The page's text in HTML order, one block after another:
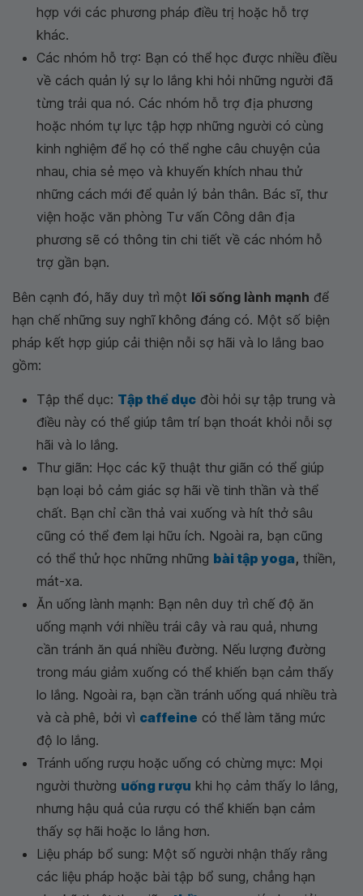
hợp với các phương pháp điều trị hoặc hỗ trợ
khác.
Các nhóm hỗ trợ: Bạn có thể học được nhiều điều
về cách quản lý sự lo lắng khi hỏi những người đã
từng trải qua nó. Các nhóm hỗ trợ địa phương
hoặc nhóm tự lực tập hợp những người có cùng
kinh nghiệm để họ có thể nghe câu chuyện của
nhau, chia sẻ mẹo và khuyến khích nhau thử
những cách mới để quản lý bản thân. Bác sĩ, thư
viện hoặc văn phòng Tư vấn Công dân địa
phương sẽ có thông tin chi tiết về các nhóm hỗ
trợ gần bạn.
Bên cạnh đó, hãy duy trì một lối sống lành mạnh để
hạn chế những suy nghĩ không đáng có. Một số biện
pháp kết hợp giúp cải thiện nỗi sợ hãi và lo lắng bao
gồm:
Tập thể dục: Tập thể dục đòi hỏi sự tập trung và
điều này có thể giúp tâm trí bạn thoát khỏi nỗi sợ
hãi và lo lắng.
Thư giãn: Học các kỹ thuật thư giãn có thể giúp
bạn loại bỏ cảm giác sợ hãi về tinh thần và thể
chất. Bạn chỉ cần thả vai xuống và hít thở sâu
cũng có thể đem lại hữu ích. Ngoài ra, bạn cũng
có thể thử học những những bài tập yoga, thiền,
mát-xa.
Ăn uống lành mạnh: Bạn nên duy trì chế độ ăn
uống mạnh với nhiều trái cây và rau quả, nhưng
cần tránh ăn quá nhiều đường. Nếu lượng đường
trong máu giảm xuống có thể khiến bạn cảm thấy
lo lắng. Ngoài ra, bạn cần tránh uống quá nhiều trà
và cà phê, bởi vì caffeine có thể làm tăng mức
độ lo lắng.
Tránh uống rượu hoặc uống có chừng mực: Mọi
người thường uống rượu khi họ cảm thấy lo lắng,
nhưng hậu quả của rượu có thể khiến bạn cảm
thấy sợ hãi hoặc lo lắng hơn.
Liệu pháp bổ sung: Một số người nhận thấy rằng
các liệu pháp hoặc bài tập bổ sung, chẳng hạn